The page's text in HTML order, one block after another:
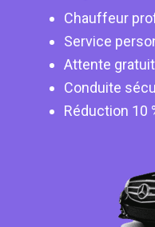
Chauffeur
Service
Attente
Conduite
Réduction 10